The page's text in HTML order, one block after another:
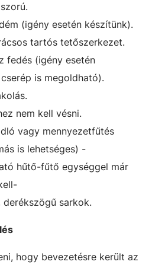
(igény esetén készítünk).
tartós tetőszerkezet.
fedés (igény esetén
is megoldható).
nem kell vésni.
vagy mennyezetfűtés
is lehetséges) -
hűtő-fűtő egységgel már
derékszögű sarkok.
hogy bevezetésre került az